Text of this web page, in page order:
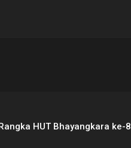
HUT Bhayangkara ke-